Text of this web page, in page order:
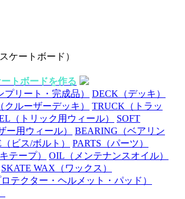
スケートボード）
トボードを作る
プリート・完成品） DECK （デッキ）
（クルーザーデッキ） TRUCK （トラッ
（トリック用ウィール）
SOFT
ー用ウィール） BEARING （ベアリン
（ビス/ボルト） PARTS （パーツ）
テープ） OIL （メンテナンスオイル）
SKATE WAX （ワックス）
ロテクター・ヘルメット・パッド）